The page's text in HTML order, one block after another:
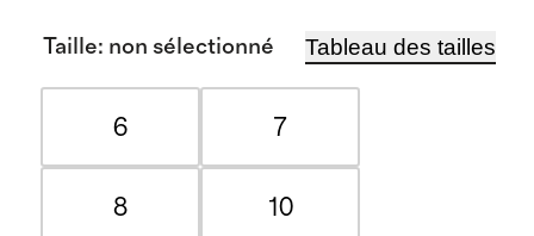
Taille: non sélectionné Tableau des tailles
6 7
8 10